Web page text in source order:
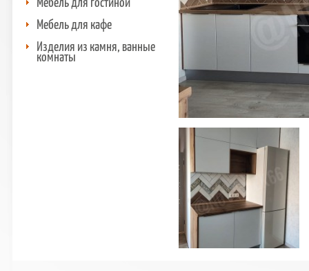
Мебель для кафе
Изделия из камня, ванные
комнаты